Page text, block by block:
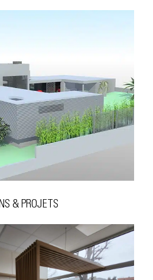
& PROJETS